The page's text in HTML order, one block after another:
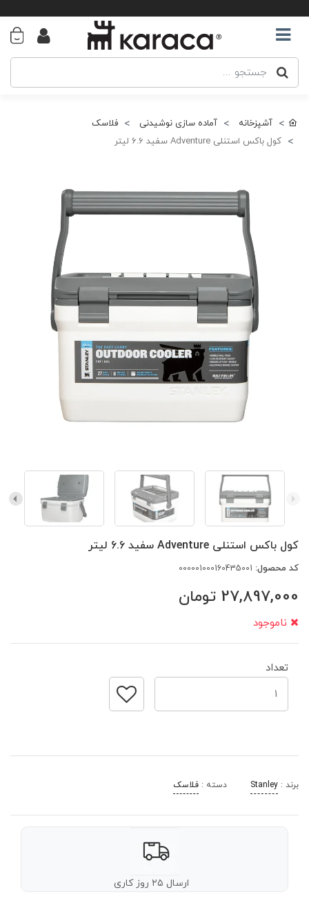
آشپزخانه آماده سازی نوشیدنی
فلاسک
کول باکس استنلی Adventure سفید 6.6 لیتر
کول باکس استنلی Adventure سفید 6.6 لیتر
کد محصول:
27,897,000 تومان
ناموجود
تعداد
برند : Stanley دسته : فلاسک
ارسال ۲۵ روز کاری